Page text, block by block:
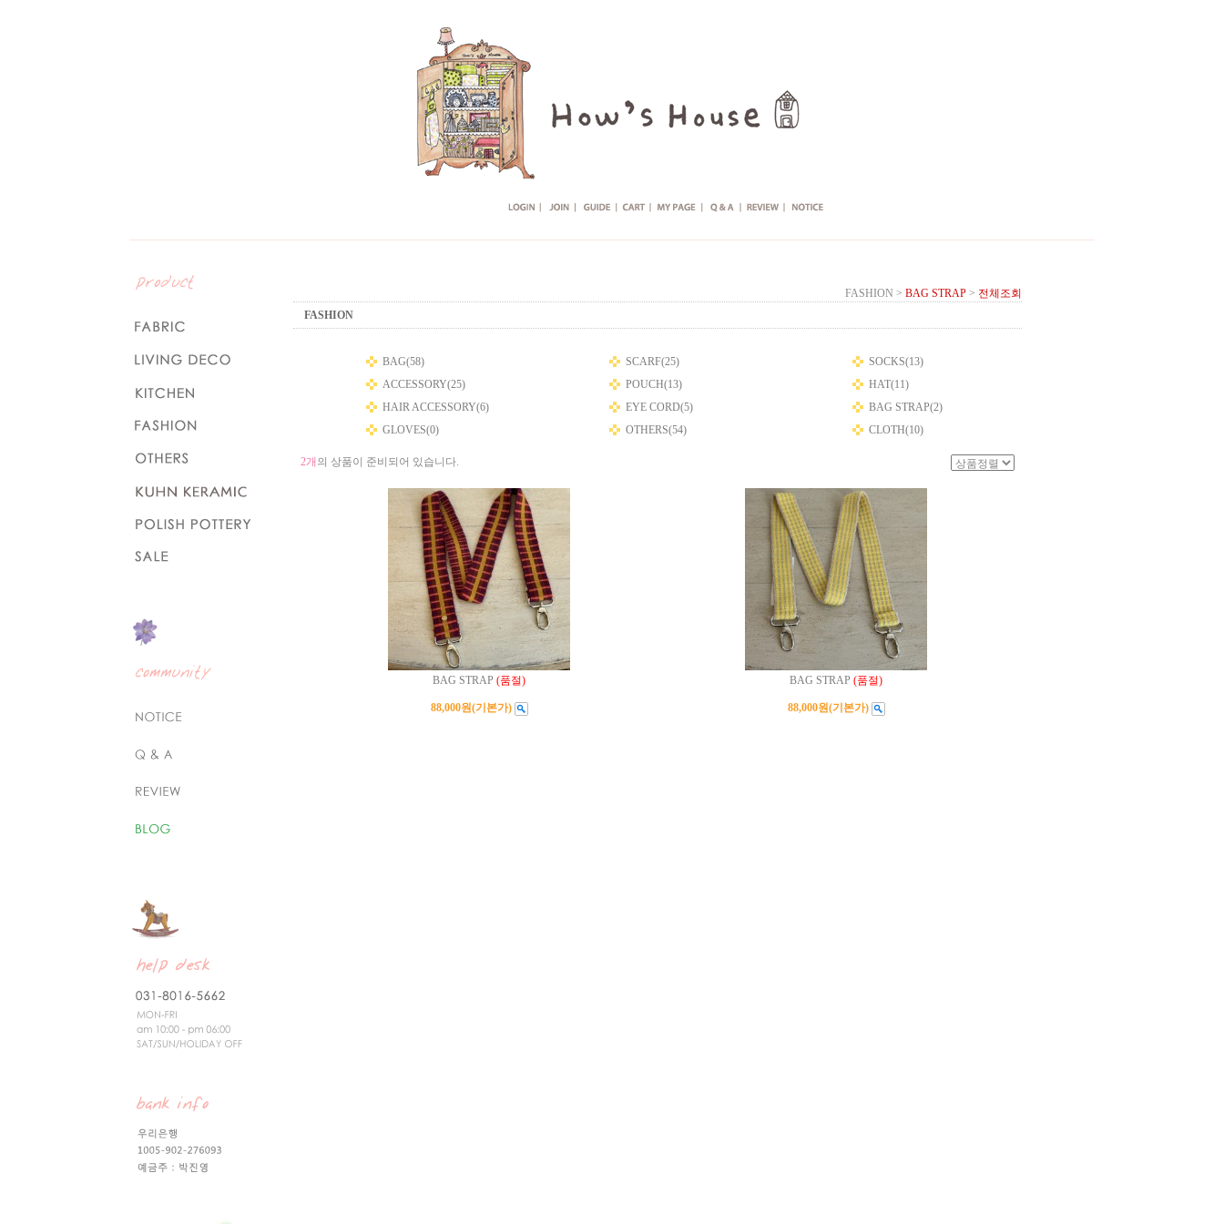
FASHION > BAG STRAP > 전체조회
FASHION
BAG(58) SCARF(25)
SOCKS(13)
ACCESSORY(25)
POUCH(13)
HAT(11)
HAIR ACCESSORY(6)
EYE CORD(5)
BAG STRAP(2)
GLOVES(0)
OTHERS(54) CLOTH(10)
2개 의 상품이 준비되어 있습니다.
BAG STRAP (품절)
88,000원(기본가)
BAG STRAP (품절)
88,000원(기본가)